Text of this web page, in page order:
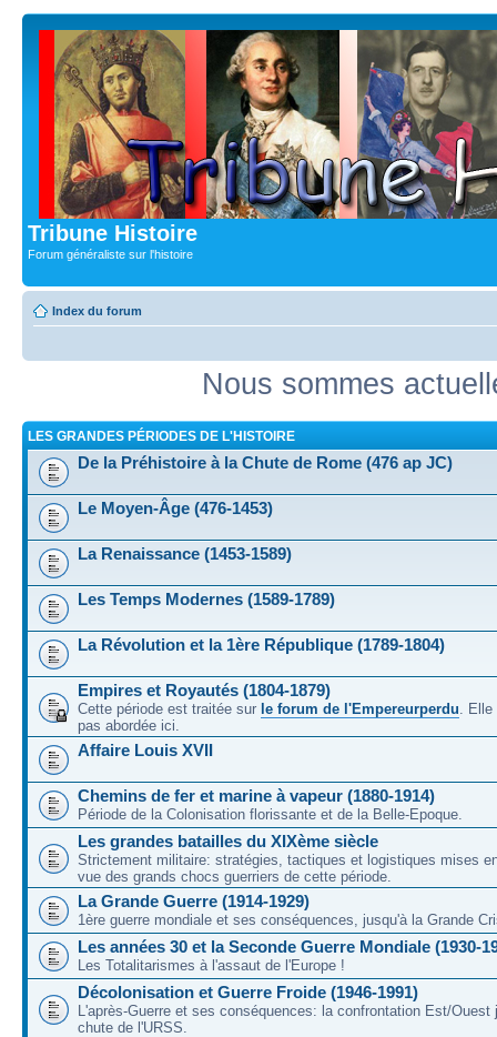
Tribune Histoire
Forum généraliste sur l'histoire
Index du forum
Nous sommes
LES GRANDES PÉRIODES DE L'HISTOIRE
De la Préhistoire à la Chute de Rome (476 ap JC)
Le Moyen-Âge (476-1453)
La Renaissance (1453-1589)
Les Temps Modernes (1589-1789)
La Révolution et la 1ère République (1789-1804)
Empires et Royautés (1804-1879)
Cette période est traitée sur le forum de l'Empereurperdu. Elle
pas abordée ici.
Affaire Louis XVII
Chemins de fer et marine à vapeur (1880-1914)
Période de la Colonisation florissante et de la Belle-Epoque.
Les grandes batailles du XIXème siècle
Strictement militaire: stratégies, tactiques et logistiques mises
vue des grands chocs guerriers de cette période.
La Grande Guerre (1914-1929)
1ère guerre mondiale et ses conséquences, jusqu'à la Grande
Les années 30 et la Seconde Guerre Mondiale (1930-
Les Totalitarismes à l'assaut de l'Europe !
Décolonisation et Guerre Froide (1946-1991)
L'après-Guerre et ses conséquences: la confrontation Est/Ouest
chute de l'URSS.